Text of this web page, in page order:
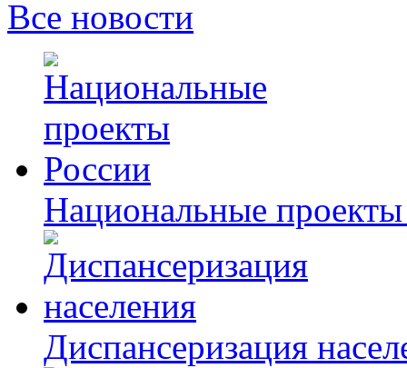
Все новости
Национальные
Диспансеризация